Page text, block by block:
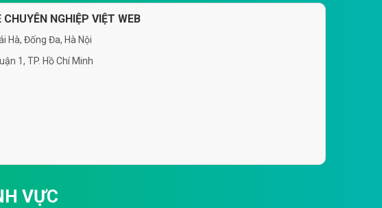
NGHIỆP VIỆT WEB
Hà, Đống Đa, Hà Nội
1, TP. Hồ Chí Minh
VỰC